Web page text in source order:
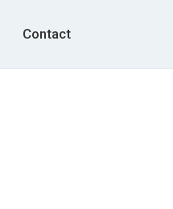
Contact